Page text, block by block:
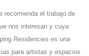
recomienda el trabajo de
nos interesan y cuya
Residencies es una
para artistas y espacios